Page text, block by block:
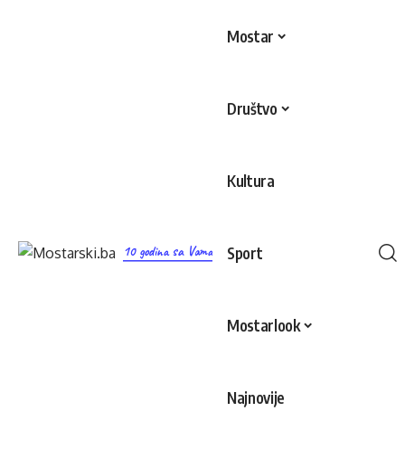
10 godina sa Vama
Mostar
Društvo
Kultura
Sport
Mostarlook
Najnovije